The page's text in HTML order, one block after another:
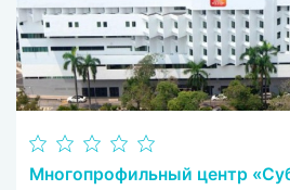
Многопрофильный центр